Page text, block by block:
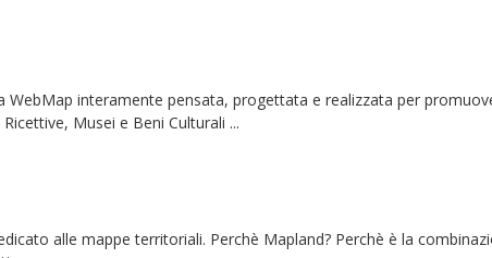
WebMap interamente pensata, progettata e realizzata per
Musei e Beni Culturali ...
alle mappe territoriali. Perchè Mapland? Perchè è la